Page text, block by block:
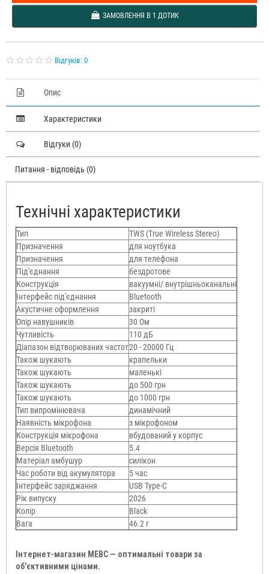
ЗАМОВЛЕННЯ В 1 ДОТИК
Відгуків: 0
Опис
Характеристики
Відгуки (0)
Питання - відповідь (0)
Технічні характеристики
Тип
TWS (True Wireless Stereo)
Призначення
для ноутбука
Призначення
для телефона
Під'єднання
бездротове
Конструкція
вакуумні/ внутрішньоканальні
Інтерфейс під'єднання
Bluetooth
Акустичне оформлення
закриті
Опір навушників
30 Ом
Чутливість
110 дБ
Діапазон відтворюваних частот20 - 20000 Гц
Також шукають
крапельки
Також шукають
маленькі
Також шукають
до 500 грн
Також шукають
до 1000 грн
Тип випромінювача
динамічний
Наявність мікрофона
з мікрофоном
Конструкція мікрофона
вбудований у корпус
Версія Bluetooth
5.4
Матеріал амбушур
силікон
Час роботи від акумулятора
5 час
Інтерфейс заряджання
USB Type-C
Рік випуску
2026
Колір
Black
Вага
46.2 г
Інтернет-магазин МЕВС — оптимальні товари за
об'єктивними цінами.